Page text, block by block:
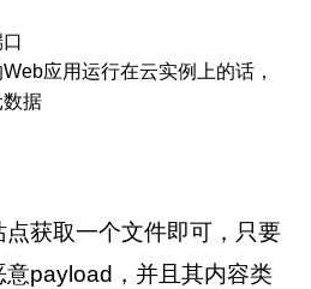
Web应用运行在云实例上的话，
数据
获取一个文件即可，只要
意payload ，并且其内容类